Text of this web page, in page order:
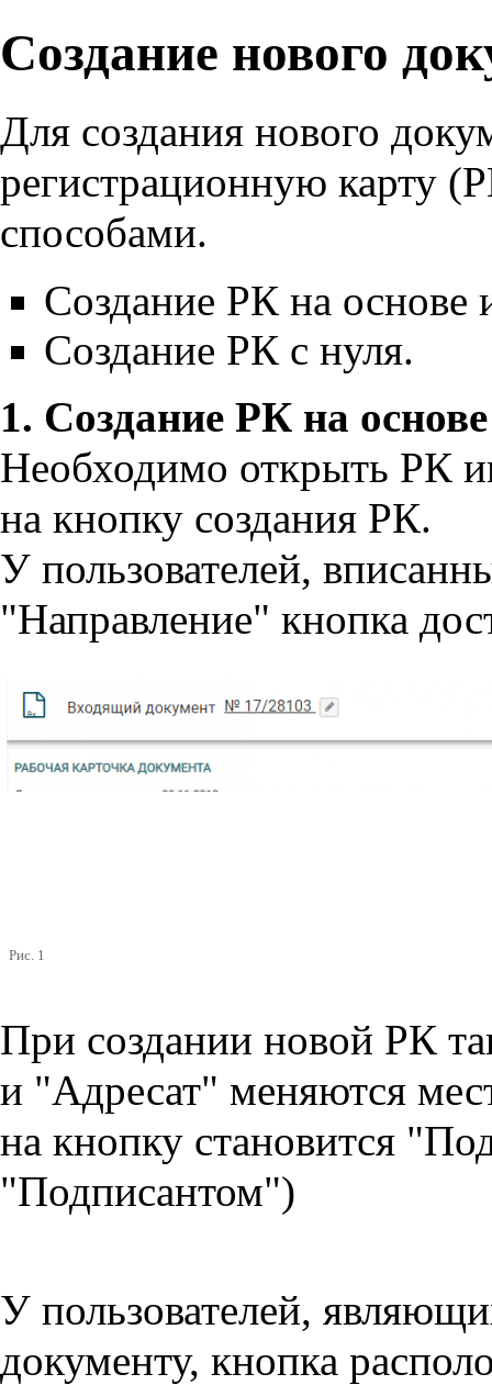
Создание нового
Для создания нового
регистрационную карту
способами.
Создание РК на
Создание РК с нуля.
1. Создание РК на
Необходимо открыть РК
на кнопку создания РК.
У пользователей,
"Направление" кнопка
Рис. 1
При создании новой РК
и "Адресат" меняются
на кнопку становится
"Подписантом")
У пользователей,
документу, кнопка